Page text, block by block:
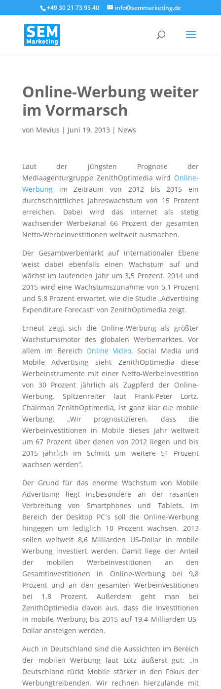
+49 30 21 73 95 40 info@semmarketing.de
Online-Werbung weiter
im Vormarsch
von Mevius | Juni 19, 2013 | News
Laut der jüngsten Prognose der
Mediaagenturgruppe ZenithOptimedia wird Online-
Werbungim Zeitraum von 2012 bis 2015 ein
durchschnittliches Jahreswachstum von 15 Prozent
erreichen. Dabei wird das Internet als stetig
wachsender Werbekanal 66 Prozent der gesamten
Netto-Werbeinvestitionen weltweit ausmachen.
Der Gesamtwerbemarkt auf internationaler Ebene
weist dabei ebenfalls einen Wachstum auf und
wächst im laufenden Jahr um 3,5 Prozent. 2014 und
2015 wird eine Wachstumszunahme von 5,1 Prozent
und 5,8 Prozent erwartet, wie die Studie „Advertising
Expenditure Forecast“ von ZenithOptimedia zeigt.
Erneut zeigt sich die Online-Werbung als größter
Wachstumsmotor des globalen Werbemarktes. Vor
allem im Bereich Online Video, Social Media und
Mobile Advertising sieht ZenithOptimedia diese
Werbeinstrumente mit einer Netto-Werbeinvestition
von 30 Prozent jährlich als Zugpferd der Online-
Werbung. Spitzenreiter laut Frank‐Peter Lortz,
Chairman ZenithOptimedia, ist ganz klar die mobile
Werbung: „Wir prognostizieren, dass die
Werbeinvestitionen in Mobile dieses Jahr weltweit
um 67 Prozent über denen von 2012 liegen und bis
2015 jährlich im Schnitt um weitere 51 Prozent
wachsen werden“.
Der Grund für das enorme Wachstum von Mobile
Advertising liegt insbesondere an der rasanten
Verbreitung von Smartphones und Tablets. Im
Bereich der Desktop PC´s soll die Online-Werbung
hingegen um lediglich 10 Prozent wachsen. 2013
sollen weltweit 8,6 Milliarden US-Dollar in mobile
Werbung investiert werden. Damit liege der Anteil
der mobilen Werbeinvestitionen an den
Gesamtinvestitionen in Online-Werbung bei 9,8
Prozent und an den gesamten Werbeinvestitionen
bei 1,8 Prozent. Außerdem geht man bei
ZenithOptimedia davon aus, dass die Investitionen
in mobile Werbung bis 2015 auf 19,4 Milliarden US-
Dollar ansteigen werden.
Auch in Deutschland sind die Aussichten im Bereich
der mobilen Werbung laut Lotz äußerst gut: „In
Deutschland rückt Mobile stärker in den Fokus der
Werbungtreibenden. Wir rechnen hierzulande mit